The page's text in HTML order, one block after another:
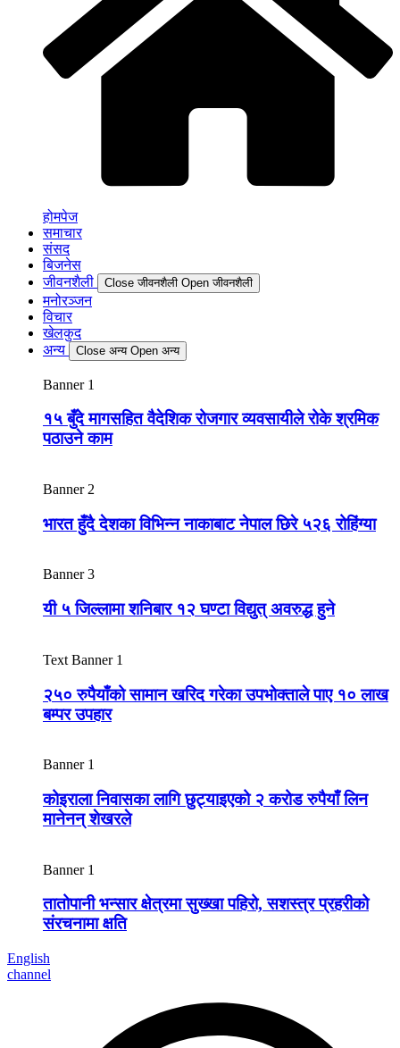
होमपेज
समाचार
संसद
बिजनेस
जीवनशैली
Close जीवनशैली Open जीवनशैली
मनोरञ्जन
विचार
खेलकुद
अन्य
Close अन्य Open अन्य
Banner 1
१५ बुँदे मागसहित वैदेशिक रोजगार व्यवसायीले रोके श्रमिक
पठाउने काम
Banner 2
भारत हुँदै देशका विभिन्न नाकाबाट नेपाल छिरे ५२६ रोहिंग्या
Banner 3
यी ५ जिल्लामा शनिबार १२ घण्टा विद्युत् अवरुद्ध हुने
Text Banner 1
२५० रुपैयाँको सामान खरिद गरेका उपभोक्ताले पाए १० लाख
बम्पर उपहार
Banner 1
कोइराला निवासका लागि छुट्याइएको २ करोड रुपैयाँ लिन
मानेनन् शेखरले
Banner 1
तातोपानी भन्सार क्षेत्रमा सुख्खा पहिरो, सशस्त्र प्रहरीको
संरचनामा क्षति
English
channel